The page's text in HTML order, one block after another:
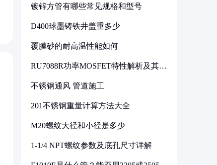
镀锌方管有哪些常见规格和型号
D400球墨铸铁井盖重多少
覆膜砂的耐高温性能如何
RU7088R功率MOSFET特性解析及其在
不锈钢通风 管道施工
201不锈钢重量计算方法大全
M20螺纹大径和小径是多少
1-1/4 NPT螺纹参数及底孔尺寸详解